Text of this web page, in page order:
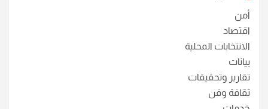
أمن
اقتصاد
الانتخابات المحلية
بيانات
تقارير وتحقيقات
ثقافة وفن